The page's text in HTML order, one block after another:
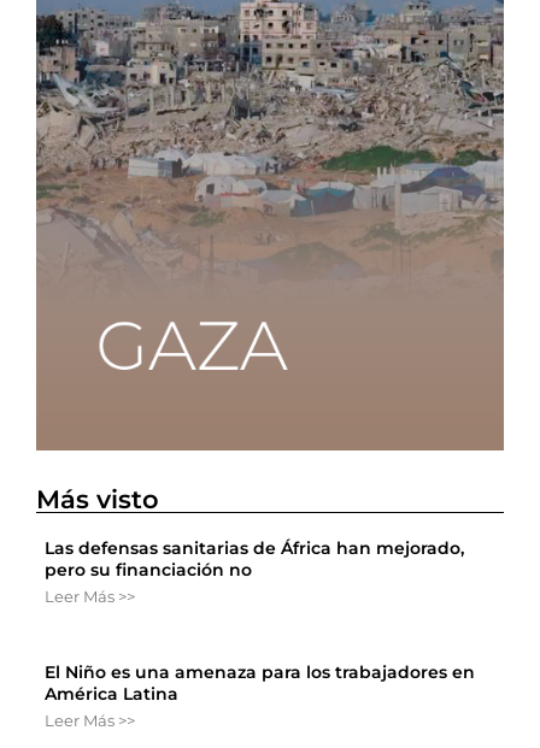
Más visto
Las defensas sanitarias de África han mejorado,
pero su financiación no
Leer Más >>
El Niño es una amenaza para los trabajadores en
América Latina
Leer Más >>